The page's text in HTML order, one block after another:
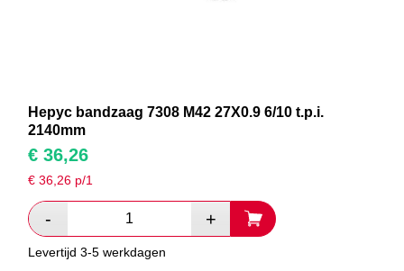
Hepyc bandzaag 7308 M42 27X0.9 6/10 t.p.i.
2140mm
€ 36,26
€36,26 p/1
Levertijd 3-5 werkdagen